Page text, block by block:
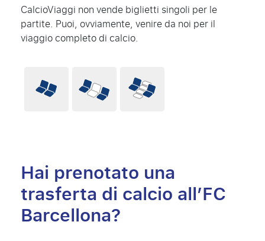
CalcioViaggi non vende biglietti singoli per le
partite. Puoi, ovviamente, venire da noi per il
viaggio completo di calcio.
Hai prenotato una
trasferta di calcio all’FC
Barcellona?